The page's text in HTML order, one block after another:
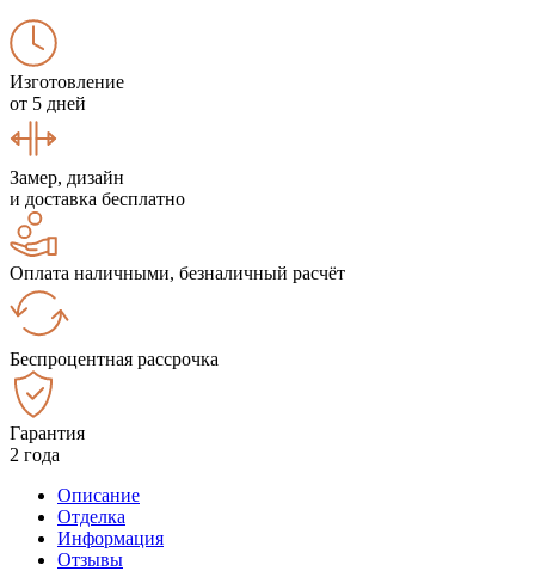
Изготовление
от 5 дней
Замер, дизайн
и доставка бесплатно
Оплата наличными, безналичный расчёт
Беспроцентная рассрочка
Гарантия
2 года
Описание
Отделка
Информация
Отзывы